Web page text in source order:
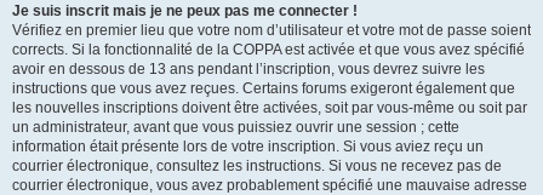
Je suis inscrit mais je ne peux pas me connecter !
Vérifiez en premier lieu que votre nom d’utilisateur et votre mot de passe soient
corrects. Si la fonctionnalité de la COPPA est activée et que vous avez spécifié
avoir en dessous de 13 ans pendant l’inscription, vous devrez suivre les
instructions que vous avez reçues. Certains forums exigeront également que
les nouvelles inscriptions doivent être activées, soit par vous-même ou soit par
un administrateur, avant que vous puissiez ouvrir une session ; cette
information était présente lors de votre inscription. Si vous aviez reçu un
courrier électronique, consultez les instructions. Si vous ne recevez pas de
courrier électronique, vous avez probablement spécifié une mauvaise adresse